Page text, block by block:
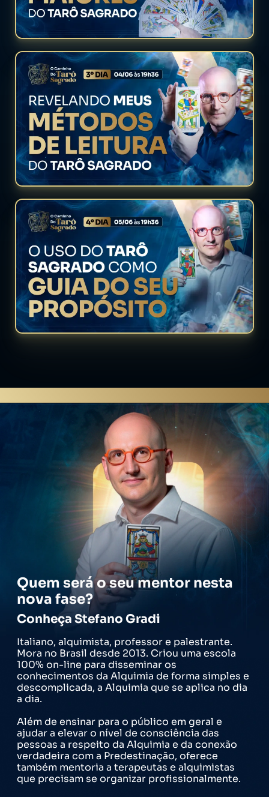
Quem será o seu mentor nesta
nova fase?
Conheça Stefano Gradi
Italiano, alquimista, professor e palestrante.
Mora no Brasil desde 2013. Criou uma escola
100% on-line para disseminar os
conhecimentos da Alquimia de forma simples e
descomplicada, a Alquimia que se aplica no dia
a dia.
Além de ensinar para o público em geral e
ajudar a elevar o nível de consciência das
pessoas a respeito da Alquimia e da conexão
verdadeira com a Predestinação, oferece
também mentoria a terapeutas e alquimistas
que precisam se organizar profissionalmente.